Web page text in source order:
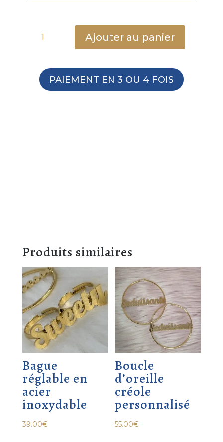
Ajouter au panier
PAIEMENT EN 3 OU 4 FOIS
Produits similaires
Bague
réglable en
acier
inoxydable
39.00€
Boucle
d’oreille
créole
personnalisé
55.00€